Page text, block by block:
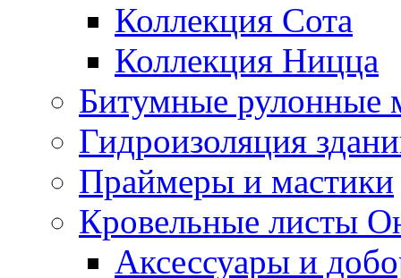
Коллекция Сота
Коллекция Ницца
Битумные рулонные
Гидроизоляция
Праймеры и мастики
Кровельные листы
Аксессуары и